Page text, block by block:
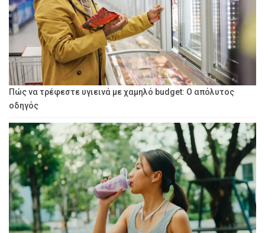
Πώς να τρέφεστε υγιεινά με χαμηλό budget: Ο απόλυτος
οδηγός